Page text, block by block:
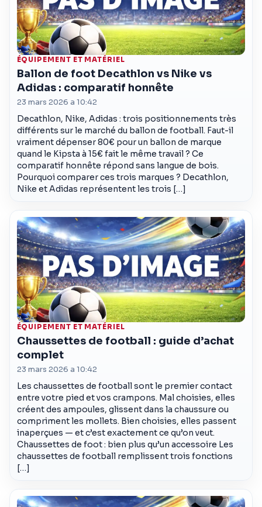
ÉQUIPEMENT ET MATÉRIEL
Ballon de foot Decathlon vs Nike vs
Adidas : comparatif honnête
23 mars 2026 a 10:42
Decathlon, Nike, Adidas : trois positionnements très
différents sur le marché du ballon de football. Faut-il
vraiment dépenser 80€ pour un ballon de marque
quand le Kipsta à 15€ fait le même travail ? Ce
comparatif honnête répond sans langue de bois.
Pourquoi comparer ces trois marques ? Decathlon,
Nike et Adidas représentent les trois […]
ÉQUIPEMENT ET MATÉRIEL
Chaussettes de football : guide d’achat
complet
23 mars 2026 a 10:42
Les chaussettes de football sont le premier contact
entre votre pied et vos crampons. Mal choisies, elles
créent des ampoules, glissent dans la chaussure ou
compriment les mollets. Bien choisies, elles passent
inaperçues — et c’est exactement ce qu’on veut.
Chaussettes de foot : bien plus qu’un accessoire Les
chaussettes de football remplissent trois fonctions
[…]